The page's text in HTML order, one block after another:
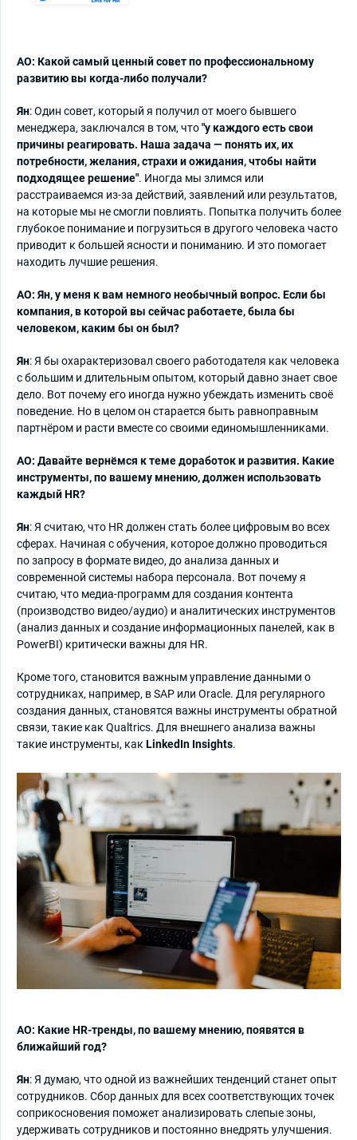
АО: Какой самый ценный совет по профессиональному
развитию вы когда-либо получали?
Ян: Один совет, который я получил от моего бывшего
менеджера, заключался в том, что"у каждого есть свои
причины реагировать. Наша задача — понять их, их
потребности, желания, страхи и ожидания, чтобы найти
подходящее решение". Иногда мы злимся или
расстраиваемся из-за действий, заявлений или результатов,
на которые мы не смогли повлиять. Попытка получить более
глубокое понимание и погрузиться в другого человека часто
приводит к большей ясности и пониманию. И это помогает
находить лучшие решения.
АО: Ян, у меня к вам немного необычный вопрос. Если бы
компания, в которой вы сейчас работаете, была бы
человеком, каким бы он был?
Ян: Я бы охарактеризовал своего работодателя как человека
с большим и длительным опытом, который давно знает свое
дело. Вот почему его иногда нужно убеждать изменить своё
поведение. Но в целом он старается быть равноправным
партнёром и расти вместе со своими единомышленниками.
АО: Давайте вернёмся к теме доработок и развития. Какие
инструменты, по вашему мнению, должен использовать
каждый HR?
Ян: Я считаю, что HR должен стать более цифровым во всех
сферах. Начиная с обучения, которое должно проводиться
по запросу в формате видео, до анализа данных и
современной системы набора персонала. Вот почему я
считаю, что медиа-программ для создания контента
(производство видео/аудио) и аналитических инструментов
(анализ данных и создание информационных панелей, как в
PowerBI) критически важны для HR.
Кроме того, становится важным управление данными о
сотрудниках, например, в SAP или Oracle. Для регулярного
создания данных, становятся важны инструменты обратной
связи, такие как Qualtrics. Для внешнего анализа важны
такие инструменты, как LinkedIn Insights.
AO: Какие HR-тренды, по вашему мнению, появятся в
ближайший год?
Ян: Я думаю, что одной из важнейших тенденций станет опыт
сотрудников. Сбор данных для всех соответствующих точек
соприкосновения поможет анализировать слепые зоны,
удерживать сотрудников и постоянно внедрять улучшения.